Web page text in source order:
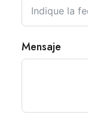
Mensaje